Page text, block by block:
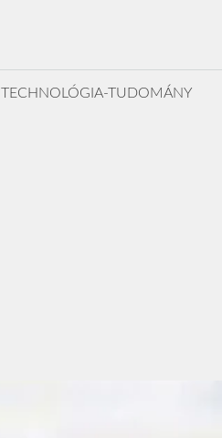
TECHNOLÓGIA-TUDOMÁNY